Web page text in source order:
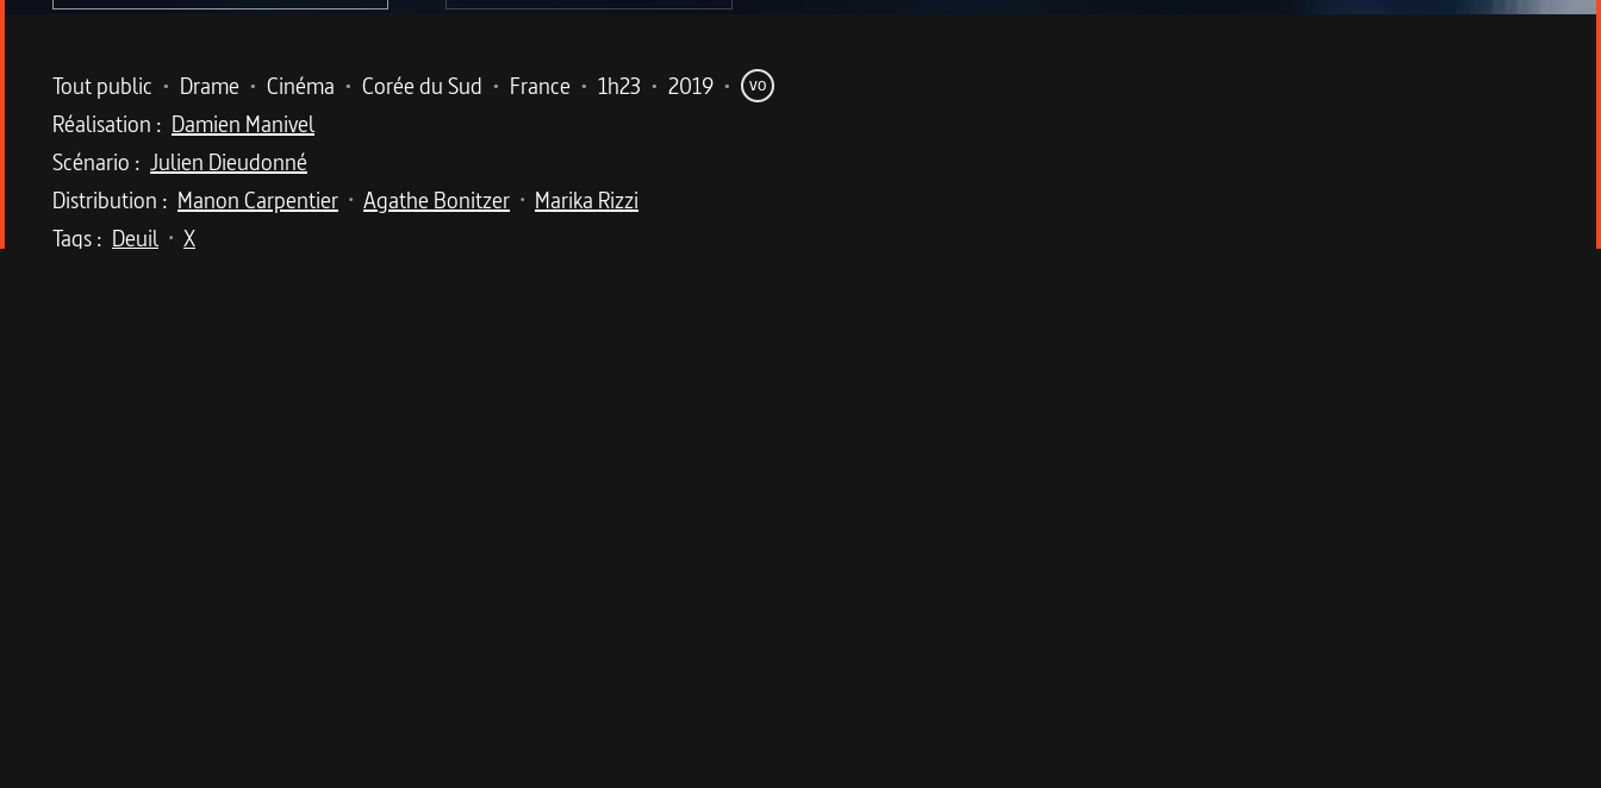
Metadata du programme
Tout public • Drame • Cinéma • Corée du Sud • France • 1h23 • 2019 • VO
Réalisation : Damien Manivel
Scénario : Julien Dieudonné
Distribution : Manon Carpentier • Agathe Bonitzer • Marika Rizzi
Tags : Deuil • X